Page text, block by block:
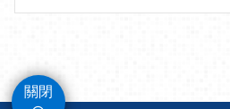
關閉